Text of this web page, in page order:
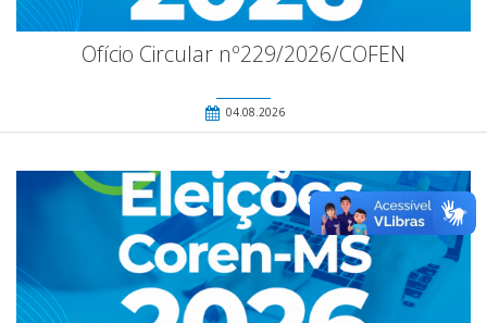
Ofício Circular nº229/2026/COFEN
04.08.2026